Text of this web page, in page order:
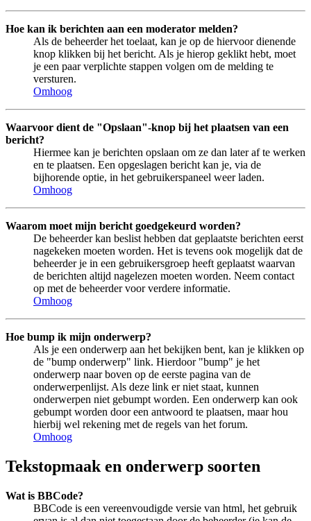
Hoe kan ik berichten aan een moderator melden?
Als de beheerder het toelaat, kan je op de hiervoor dienende
knop klikken bij het bericht. Als je hierop geklikt hebt, moet
je een paar verplichte stappen volgen om de melding te
versturen.
Omhoog
Waarvoor dient de "Opslaan"-knop bij het plaatsen van een
bericht?
Hiermee kan je berichten opslaan om ze dan later af te werken
en te plaatsen. Een opgeslagen bericht kan je, via de
bijhorende optie, in het gebruikerspaneel weer laden.
Omhoog
Waarom moet mijn bericht goedgekeurd worden?
De beheerder kan beslist hebben dat geplaatste berichten eerst
nagekeken moeten worden. Het is tevens ook mogelijk dat de
beheerder je in een gebruikersgroep heeft geplaatst waarvan
de berichten altijd nagelezen moeten worden. Neem contact
op met de beheerder voor verdere informatie.
Omhoog
Hoe bump ik mijn onderwerp?
Als je een onderwerp aan het bekijken bent, kan je klikken op
de "bump onderwerp" link. Hierdoor "bump" je het
onderwerp naar boven op de eerste pagina van de
onderwerpenlijst. Als deze link er niet staat, kunnen
onderwerpen niet gebumpt worden. Een onderwerp kan ook
gebumpt worden door een antwoord te plaatsen, maar hou
hierbij wel rekening met de regels van het forum.
Omhoog
Tekstopmaak en onderwerp soorten
Wat is BBCode?
BBCode is een vereenvoudigde versie van html, het gebruik